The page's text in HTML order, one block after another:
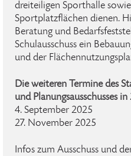
dreiteiligen Sporthalle
Sportplatzflächen dienen.
Beratung und
Schulausschuss ein
und der
Die weiteren Termine des
und Planungsausschusses
4. September 2025
27. November 2025
Infos zum Ausschuss und